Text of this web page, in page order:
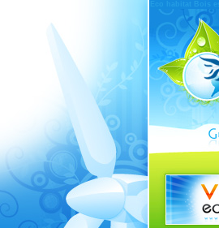
Eco habitat Bois